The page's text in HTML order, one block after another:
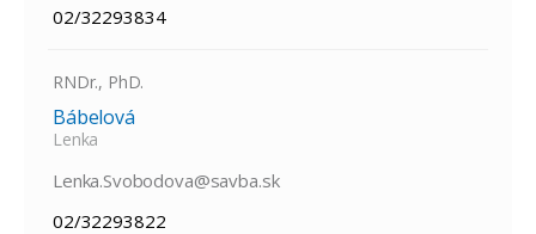
02/32293834
RNDr., PhD.
Bábelová
Lenka
Lenka.Svobodova@savba.sk
02/32293822